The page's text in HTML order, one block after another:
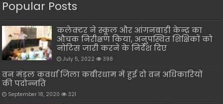
Popular Posts
कलेक्टर ने स्कूल और आंगनबाड़ी केन्द्र का
औचक निरीक्षण किया, अनुपस्थित शिक्षिकों को
नोटिस जारी करने के निर्देश दिए
July 5, 2022 398
वन मंडल कवर्धा जिला कबीरधाम में हुई दो वन अधिकारियों
की पदोन्नति
September 18, 2020 321